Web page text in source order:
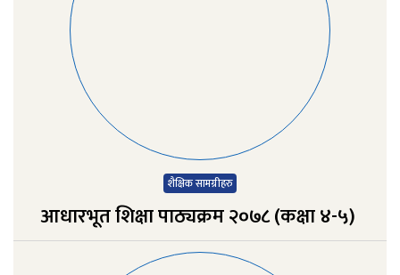
शैक्षिक सामग्रीहरु
आधारभूत शिक्षा पाठ्यक्रम २०७८ (कक्षा ४-५)